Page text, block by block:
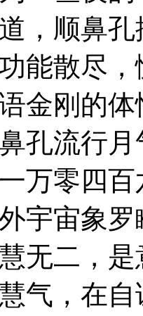
，顺鼻
能散尽
金刚的
孔流行
万零四
宇宙象
无二，
气，在